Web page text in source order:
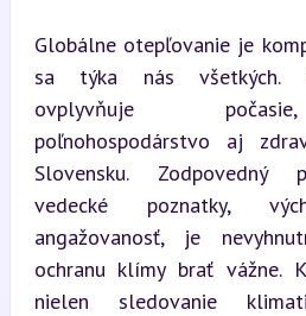
Globálne otepľovanie je
sa týka nás všetkých.
ovplyvňuje
poľnohospodárstvo aj
Slovensku. Zodpovedný
vedecké poznatky,
angažovanosť, je
ochranu klímy brať vážne.
nielen sledovanie